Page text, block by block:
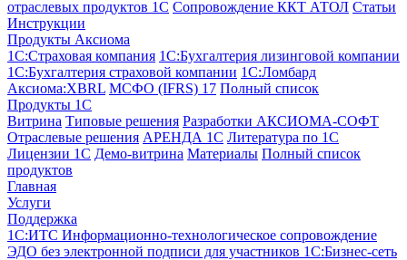
отраслевых продуктов 1С Сопровождение ККТ АТОЛ Статьи
Инструкции
Продукты Аксиома
1С:Страховая компания 1С:Бухгалтерия лизинговой компании
1С:Бухгалтерия страховой компании 1С:Ломбард
Аксиома:XBRL МСФО (IFRS) 17 Полный список
Продукты 1С
Витрина Типовые решения Разработки АКСИОМА-СОФТ
Отраслевые решения АРЕНДА 1С Литература по 1С
Лицензии 1C Демо-витрина Материалы Полный список
продуктов
Главная
Услуги
Поддержка
1С:ИТС Информационно-технологическое сопровождение
ЭДО без электронной подписи для участников 1С:Бизнес-сеть